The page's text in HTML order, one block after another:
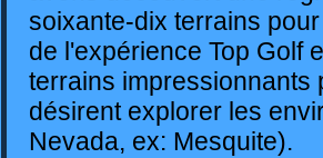
soixante-dix terrains
de l'expérience Top Golf
terrains impressionnants
désirent explorer les
Nevada, ex: Mesquite).